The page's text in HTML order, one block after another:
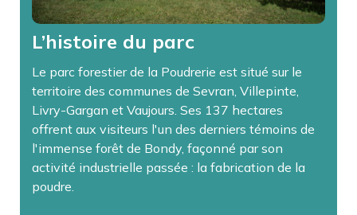
L’histoire du parc
Le parc forestier de la Poudrerie est situé sur le
territoire des communes de Sevran, Villepinte,
Livry-Gargan et Vaujours. Ses 137 hectares
offrent aux visiteurs l'un des derniers témoins de
l'immense forêt de Bondy, façonné par son
activité industrielle passée : la fabrication de la
poudre.